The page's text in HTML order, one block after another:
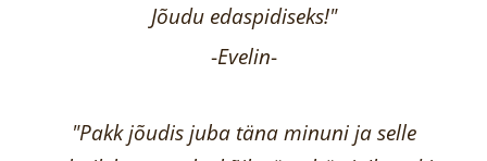
Jõudu edaspidiseks!"
-Evelin-
"Pakk jõudis juba täna minuni ja selle